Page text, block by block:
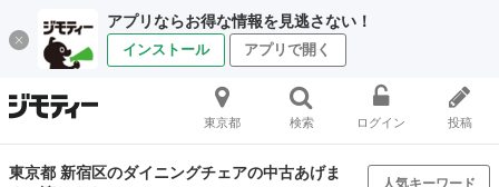
アプリならお得な情報を見逃さない！
インストール アプリで開く
東京都 検索 ログイン 投稿
東京都 新宿区のダイニングチェアの中古あげま
人気キーワード